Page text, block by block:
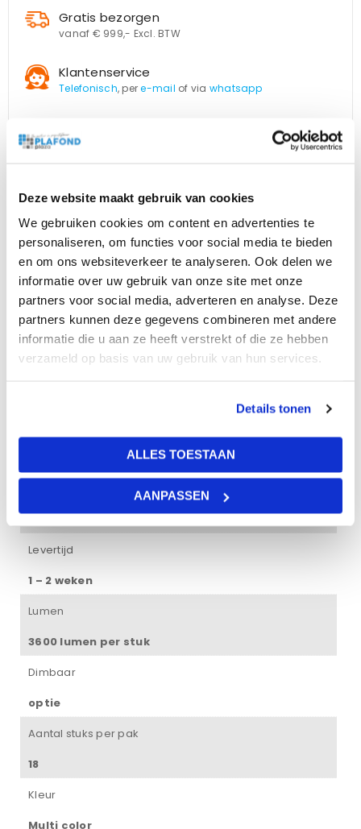
Deze website maakt gebruik van cookies
We gebruiken cookies om content en advertenties te
personaliseren, om functies voor social media te bieden
en om ons websiteverkeer te analyseren. Ook delen we
informatie over uw gebruik van onze site met onze
partners voor social media, adverteren en analyse. Deze
partners kunnen deze gegevens combineren met andere
informatie die u aan ze heeft verstrekt of die ze hebben
verzameld op basis van uw gebruik van hun services.
Details tonen
ALLES TOESTAAN
AANPASSEN
Gratis bezorgen
vanaf € 999,- Excl. BTW
Klantenservice
Telefonisch, pere-mail of via whatsapp
Beschrijving Bijlagen
18 wolkenpanelen van wit aluminium.
De frames passen in een standaard systeemplafond met
de afmeting 600×600 mm. prints op hoogwaardige opaal
platen.
werken met installateurs met veel plafondervaring en zij
Multi color
Levertijd
1 – 2 weken
Lumen
3600 lumen per stuk
Dimbaar
optie
Aantal stuks per pak
18
Kleur
Multi color